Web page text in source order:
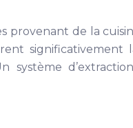
de la
système